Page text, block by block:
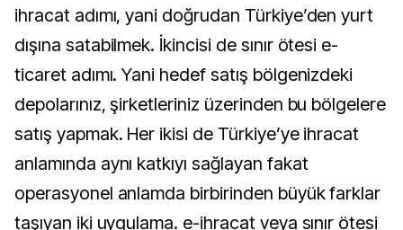
ihracat adımı, yani doğrudan Türkiye’den yurt
dışına satabilmek. İkincisi de sınır ötesi e-
ticaret adımı. Yani hedef satış bölgenizdeki
depolarınız, şirketleriniz üzerinden bu bölgelere
satış yapmak. Her ikisi de Türkiye’ye ihracat
anlamında aynı katkıyı sağlayan fakat
operasyonel anlamda birbirinden büyük farklar
taşıyan iki uygulama. e-ihracat veya sınır ötesi